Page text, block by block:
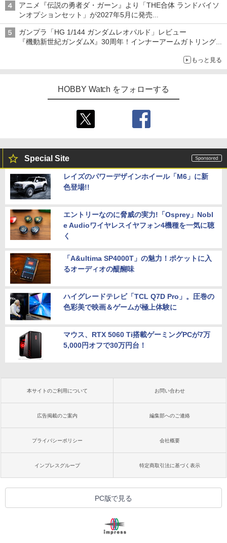
アニメ『伝説の勇者ダ・ガーン』より「THE合体 ランドバイソ
ンオプションセット」が2027年5月に発売
「THE合体ランドバイソン」と連動するオプションパーツセット
ガンプラ「HG 1/144 ガンダムレオパルド」レビュー
『機動新世紀ガンダムX』30周年！インナーアームガトリングの
もっと見る
HOBBY Watch をフォローする
Special Site
レイズのパワーデザインホイール「M6」に新
色登場!!
エントリーなのに脅威の実力!「Osprey」Nobl
e Audioワイヤレスイヤフォン4機種を一気に聴
く
「A&ultima SP4000T」の魅力！ポケットに入
るオーディオの醍醐味
ハイグレードテレビ「TCL Q7D Pro」。圧巻の
色彩美で映画＆ゲームが極上体験に
マウス、RTX 5060 Ti搭載ゲーミングPCが7万
5,000円オフで30万円台！
本サイトのご利用について お問い合わせ
広告掲載のご案内 編集部へのご連絡
プライバシーポリシー 会社概要
インプレスグループ 特定商取引法に基づく表示
PC版で見る